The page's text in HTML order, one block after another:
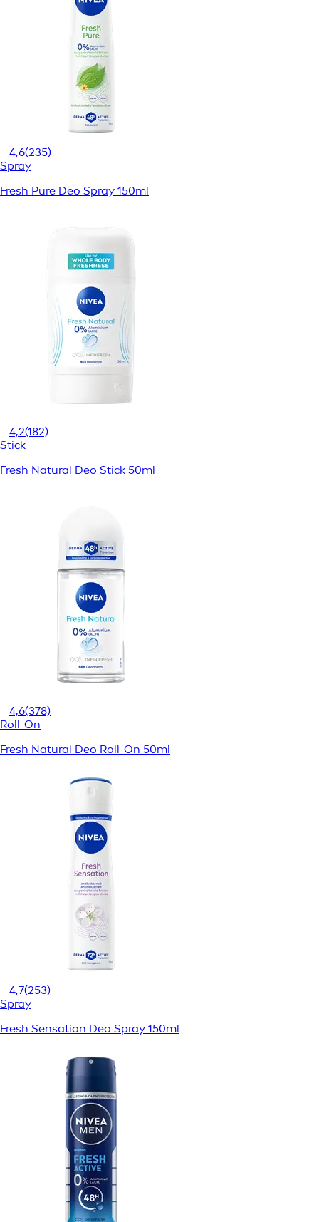
4,6(235)
Spray
Fresh Pure Deo Spray 150ml
4,2(182)
Stick
Fresh Natural Deo Stick 50ml
4,6(378)
Roll-On
Fresh Natural Deo Roll-On 50ml
4,7(253)
Spray
Fresh Sensation Deo Spray 150ml